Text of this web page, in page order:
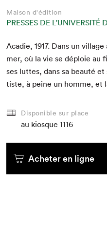
Maison d'édition
PRESSES DE L'UNIVERSITÉ
Acadie,1917. Dans un
mer, où la vie se déploie au
ses luttes, dans sa beauté
tiste, à peine un homme, et
Disponible sur place
au kiosque 1116
Acheter en ligne